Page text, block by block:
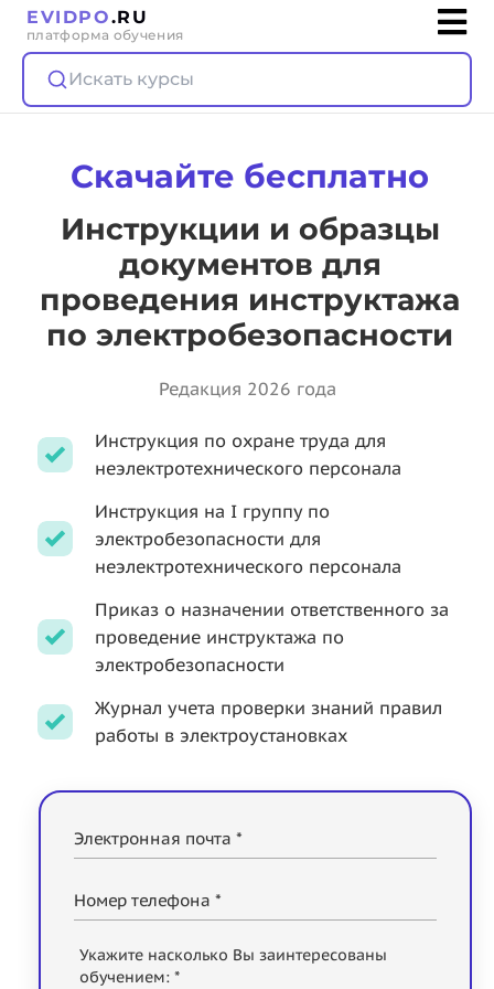
EVIDPO.RU
платформа обучения
Искать курсы
Скачайте бесплатно
Инструкции и образцы
документов для
проведения инструктажа
по электробезопасности
Редакция 2026 года
Инструкция по охране труда для
неэлектротехнического персонала
Инструкция на I группу по
электробезопасности для
неэлектротехнического персонала
Приказ о назначении ответственного за
проведение инструктажа по
электробезопасности
Журнал учета проверки знаний правил
работы в электроустановках
Электронная почта *
Номер телефона *
Укажите насколько Вы заинтересованы
обучением: *